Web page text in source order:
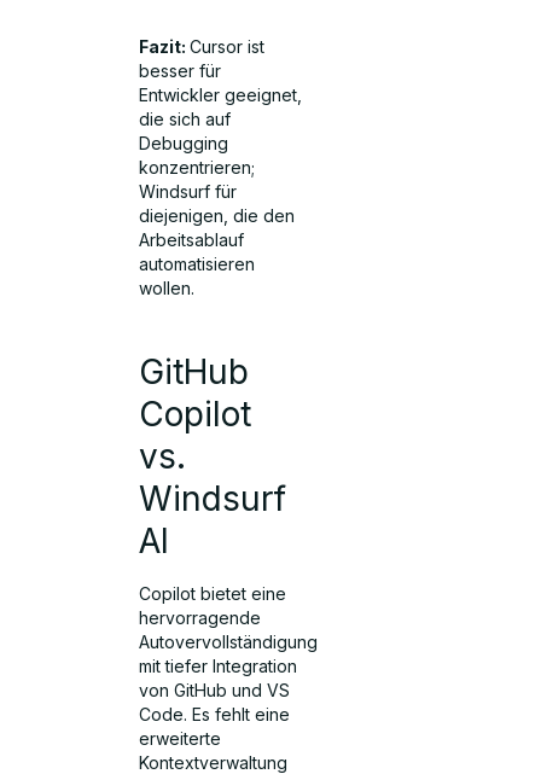
Fazit:Cursor ist
besser für
Entwickler geeignet,
die sich auf
Debugging
konzentrieren;
Windsurf für
diejenigen, die den
Arbeitsablauf
automatisieren
wollen.
GitHub
Copilot
vs.
Windsurf
AI
Copilot bietet eine
hervorragende
Autovervollständigung
mit tiefer Integration
von GitHub und VS
Code. Es fehlt eine
erweiterte
Kontextverwaltung